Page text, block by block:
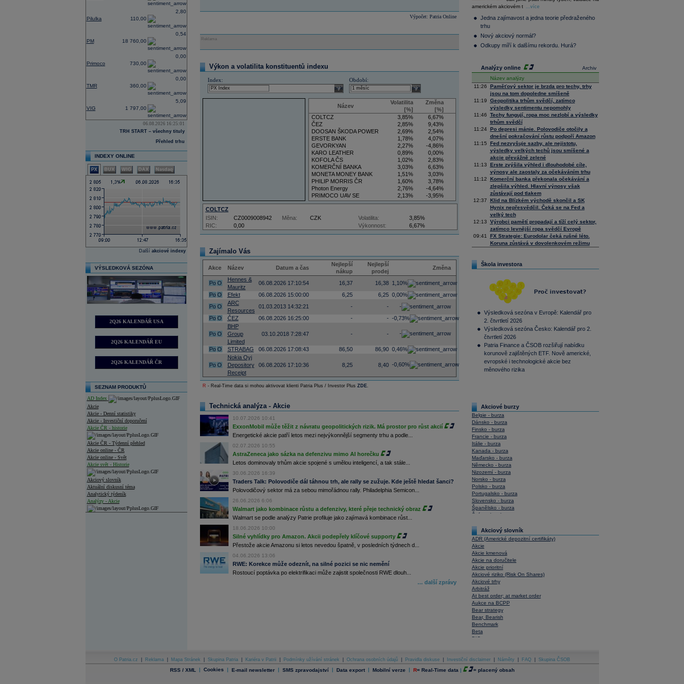
Pilulka 110,00
2,80
PM 18 760,00
0,54
Primoco 730,00
0,00
TMR 360,00
0,00
VIG 1 797,00
5,09
06.08.2026 16:25:01
TRH START – všechny tituly
Přehled trhu
INDEXY ONLINE
PX BUX WIG DAX Nasdaq
Další akciové indexy
VÝSLEDKOVÁ SEZÓNA
2Q26 KALENDÁŘ USA
2Q26 KALENDÁŘ EU
2Q26 KALENDÁŘ ČR
SEZNAM PRODUKTŮ
AD Index
Akcie
Akcie - Denní statistiky
Akcie - Investiční doporučení
Akcie ČR - historie
Akcie ČR - Týdenní přehled
Akcie online - ČR
Akcie online - Svět
Akcie svět - Historie
Akciový slovník
Aktuální diskusní téma
Analytický týdeník
Analýzy - Akcie
Archiv - Měsíční makroekonomické přehledy
Výpočet: Patria Online
Reklama
Výkon a volatilita konstituentů indexu
Index:
select
Období:
select
Název
Volatilita
[%]
Změna
[%]
COLTCZ
3,85%
6,67%
ČEZ
2,85%
9,43%
DOOSAN ŠKODA POWER
2,69%
2,54%
ERSTE BANK
1,78%
4,07%
GEVORKYAN
2,27%
-4,86%
KARO LEATHER
0,89%
0,00%
KOFOLA ČS
1,02%
2,83%
KOMERČNÍ BANKA
3,03%
6,63%
MONETA MONEY BANK
1,51%
3,03%
PHILIP MORRIS ČR
1,60%
3,78%
Photon Energy
2,76%
-4,64%
PRIMOCO UAV SE
2,13%
-3,95%
VIG
3,50%
5,88%
COLTCZ
RIC: 0,00
ISIN: CZ0009008942 Měna: CZK Volatilita:
3,85%
Výkonnost:
6,67%
Zajímalo Vás
Akce Název Datum a čas
Nejlepší
nákup
Nejlepší
prodej
Změna
Po O
Hennes &
Mauritz
06.08.2026 17:10:54 16,37 16,38
1,10%
Po O Efekt 06.08.2026 15:00:00 6,25 6,25 0,00%
Po O
ARC
Resources
01.03.2013 14:32:21 - -
-
Po O ČEZ 06.08.2026 16:25:00 - - -0,73%
Po O
BHP
Group
Limited
03.10.2018 7:28:47 - - -
Po O STRABAG 06.08.2026 17:08:43 86,50 86,90 0,46%
Po O
Nokia Oyj
Depository
Receipt
06.08.2026 17:10:36 8,25 8,40 -0,60%
R - Real-Time data si mohou aktivovat klienti Patria Plus / Investor Plus ZDE.
Technická analýza - Akcie
10.07.2026 10:41
ExxonMobil může těžit z návratu geopolitických rizik. Má prostor pro růst akcií
Energetické akcie patří letos mezi nejvýkonnější segmenty trhu a podle...
02.07.2026 10:55
AstraZeneca jako sázka na defenzivu mimo AI horečku
Letos dominovaly trhům akcie spojené s umělou inteligencí, a tak stále...
30.06.2026 16:39
Traders Talk: Polovodiče dál táhnou trh, ale rally se zužuje. Kde ještě hledat šanci?
Polovodičový sektor má za sebou mimořádnou rally. Philadelphia Semicon...
26.06.2026 6:06
Walmart jako kombinace růstu a defenzivy, které přeje technický obraz
Walmart se podle analýzy Patrie profiluje jako zajímavá kombinace růst...
18.06.2026 10:00
Silné vyhlídky pro Amazon. Akcii podepřely klíčové supporty
Přestože akcie Amazonu si letos nevedou špatně, v posledních týdnech d...
04.06.2026 13:06
RWE: Korekce může odeznít, na silné pozici se nic nemění
Rostoucí poptávka po elektrifikaci může zajistit společnosti RWE dlouh...
… další zprávy
Composite
36 118,13 -0,08
Tecdax
Performance
index
4 008,68
americkém akciovém t
...více
Jedna zajímavost a jedna teorie předraženého
trhu
Nový akciový normál?
Odkupy míří k dalšímu rekordu. Hurá?
Archiv
Analýzy online
Název analýzy
11:26
Paměťový sektor je brzda pro techy, trhy
jsou na tom dopoledne smíšeně
11:19
Geopolitika trhům svědčí, zatímco
výsledky sentimentu nepomohly
11:46
Techy fungují, ropa moc nezlobí a výsledky
trhům svědčí
11:24
Po depresi mánie. Polovodiče otočily a
dnešní pokračování růstu podpoří Amazon
11:15
Fed nezvyšuje sazby, ale nejistotu,
výsledky velkých techů jsou smíšené a
akcie převážně zelené
11:13
Erste zvýšila výhled i dlouhodobé cíle,
výnosy ale zaostaly za očekáváním trhu
11:12
Komerční banka překonala očekávání a
zlepšila výhled. Hlavní výnosy však
zůstávají pod tlakem
12:37
Klid na Blízkém východě skončil a SK
Hynix nepřesvědčil. Čeká se na Fed a
velký tech
12:13
Výrobci pamětí propadají a tíží celý sektor,
zatímco levnější ropa svědčí Evropě
09:41
FX Strategie: Eurodolar čeká rušné léto.
Koruna zůstává v dovolenkovém režimu
Škola investora
Výsledková sezóna v Evropě: Kalendář pro
2. čtvrtletí 2026
Výsledková sezóna Česko: Kalendář pro 2.
čtvrtletí 2026
Patria Finance a ČSOB rozšiřují nabídku
korunově zajištěných ETF. Nově americké,
evropské i technologické akcie bez
měnového rizika
Akciové burzy
Belgie - burza
Dánsko - burza
Finsko - burza
Francie - burza
Itálie - burza
Kanada - burza
Maďarsko - burza
Německo - burza
Nizozemí - burza
Norsko - burza
Polsko - burza
Portugalsko - burza
Slovensko - burza
Španělsko - burza
Švýcarsko - burza
Akciový slovník
ADR (Americké depozitní certifikáty)
Akcie
Akcie kmenová
Akcie na doručitele
Akcie prioritní
Akciové riziko (Risk On Shares)
Akciové trhy
Arbitráž
At best order; at market order
Aukce na BCPP
Bear strategy
Bear, Bearish
Benchmark
Beta
BIC
Bonita
Book To Bill Ratio
Book Value
O Patria.cz Reklama Mapa Stránek Skupina Patria Kariéra v Patrii Podmínky užívání stránek Ochrana osobních údajů Pravidla diskuse Investiční disclaimer Náměty FAQ Skupina ČSOB
RSS / XML | Cookies | E-mail newsletter | SMS zpravodajství | Data export | Mobilní verze | R= Real-Time data | = placený obsah